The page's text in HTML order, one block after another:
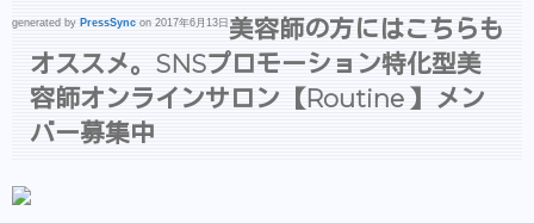
generated by PressSync on 2017年6月13日 美容師の方にはこちらも
オススメ。SNSプロモーション特化型美
容師オンラインサロン【Routine 】メン
バー募集中